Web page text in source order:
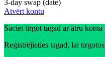
3-day swap (date)
Atvērt kontu
Sāciet tirgot tagad ar ātru konta
Reģistrējieties tagad, lai